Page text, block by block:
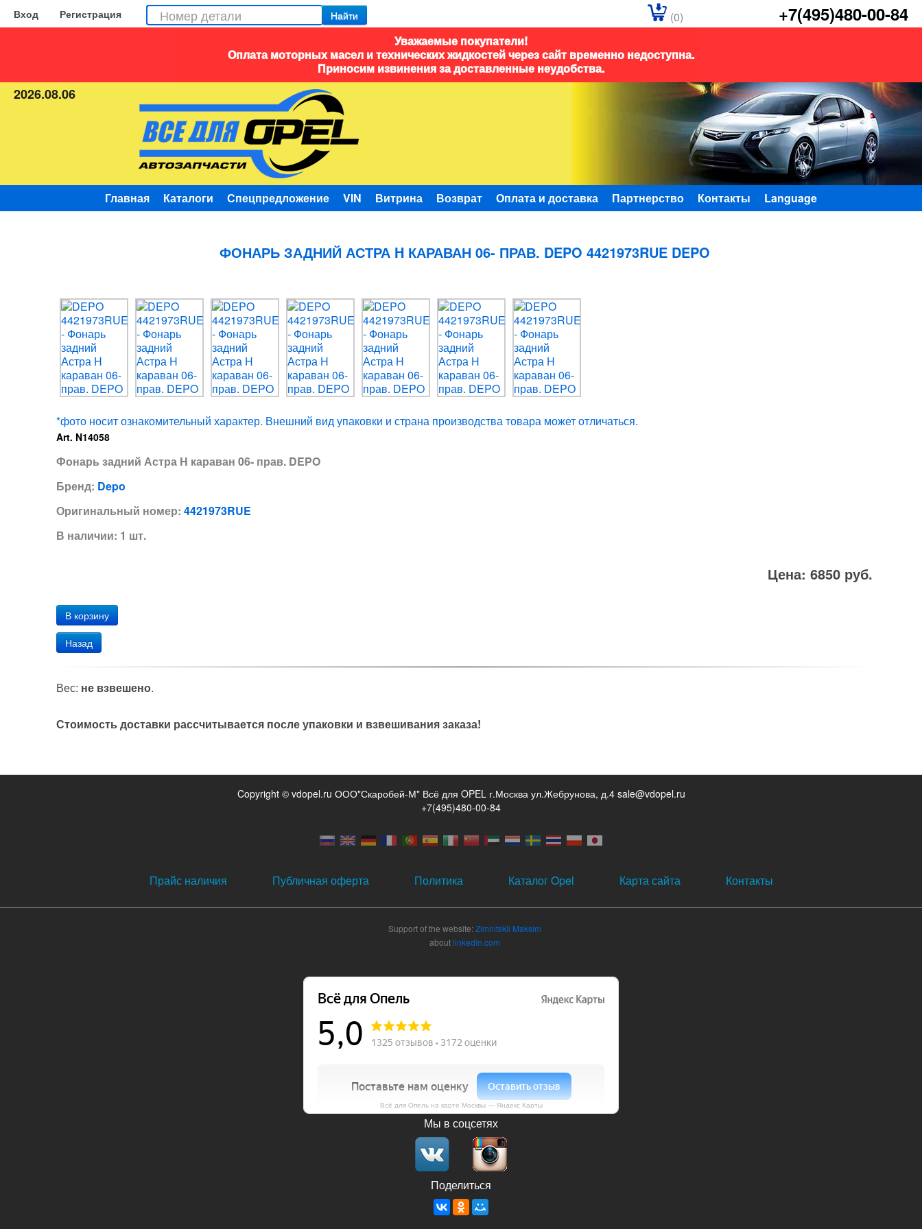
Вход Регистрация Найти (0) +7(495)480-00-84
Уважаемые покупатели!
Оплата моторных масел и технических жидкостей через сайт временно недоступна.
Приносим извинения за доставленные неудобства.
2026.08.06
Главная Каталоги Спецпредложение VIN Витрина Возврат Оплата и доставка Партнерство Контакты Language
ФОНАРЬ ЗАДНИЙ АСТРА H КАРАВАН 06- ПРАВ. DEPO 4421973RUE DEPO
*фото носит ознакомительный характер. Внешний вид упаковки и страна производства товара может отличаться.
Art. N14058
Фонарь задний Астра H караван 06- прав. DEPO
Бренд: Depo
Оригинальный номер: 4421973RUE
В наличии: 1 шт.
Цена: 6850 руб.
Назад
Вес: не взвешено.
Стоимость доставки рассчитывается после упаковки и взвешивания заказа!
Copyright © vdopel.ru ООО"Скаробей-М" Всё для OPEL г.Москва ул.Жебрунова, д.4 sale@vdopel.ru
+7(495)480-00-84
Прайс наличия Публичная оферта Политика Каталог Opel Карта сайта Контакты
Support of the website:Zimnitskii Maksim
aboutlinkedin.com
Всё для Опель на карте Москвы — Яндекс Карты
Мы в соцсетях
Поделиться